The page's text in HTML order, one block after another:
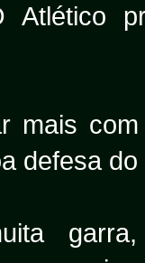
Atlético
mais
defesa